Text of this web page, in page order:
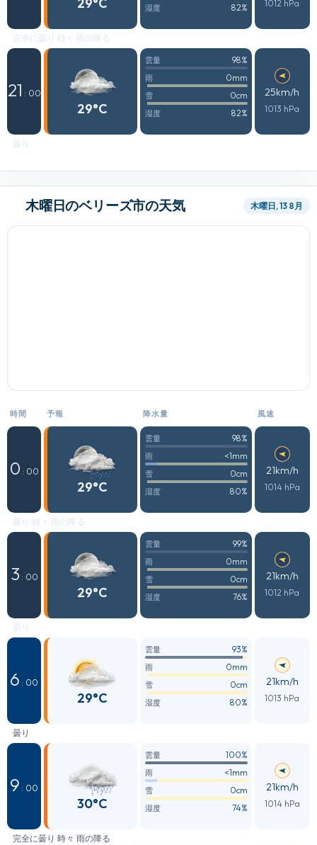
湿度 82% 1012 hPa
完全に曇り 時々 雨の降る
21 : 00
29°C
雲量 98%
雨 0mm
雪 0cm
湿度 82%
25km/h
1013 hPa
曇り
木曜日のベリーズ市の天気 木曜日, 13 8月
時間 予報 降水量 風速
0 : 00
29°C
雲量 98%
雨 <1mm
雪 0cm
湿度 80%
21km/h
1014 hPa
曇り 時々 雨の降る
3 : 00
29°C
雲量 99%
雨 0mm
雪 0cm
湿度 76%
21km/h
1012 hPa
曇り
6 : 00
29°C
雲量 93%
雨 0mm
雪 0cm
湿度 80%
21km/h
1013 hPa
曇り
9 : 00
30°C
雲量 100%
雨 <1mm
雪 0cm
湿度 74%
21km/h
1014 hPa
完全に曇り 時々 雨の降る